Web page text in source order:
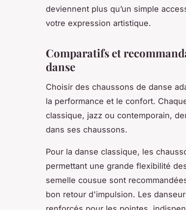
deviennent plus qu’un simple
votre expression artistique.
Comparatifs et
danse
Choisir des chaussons de danse
la performance et le confort.
classique, jazz ou contemporain,
dans ses chaussons.
Pour la danse classique, les
permettant une grande flexibilité
semelle cousue sont
bon retour d'impulsion. Les